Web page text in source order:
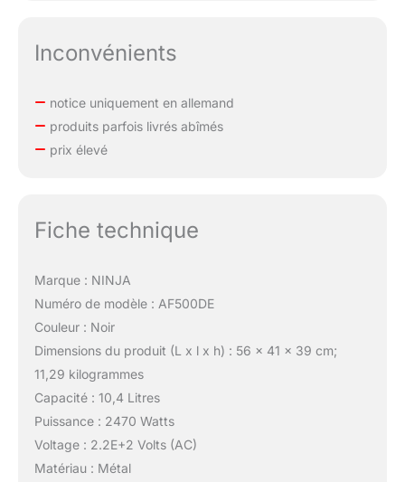
Inconvénients
notice uniquement en allemand
produits parfois livrés abîmés
prix élevé
Fiche technique
Marque : NINJA
Numéro de modèle : AF500DE
Couleur : Noir
Dimensions du produit (L x l x h) : 56 x 41 x 39 cm;
11,29 kilogrammes
Capacité : 10,4 Litres
Puissance : 2470 Watts
Voltage : 2.2E+2 Volts (AC)
Matériau : Métal